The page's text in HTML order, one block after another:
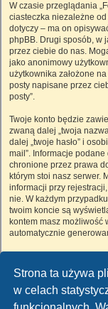
Strona ta używa
w celach
W czasie przeglądania
ciasteczka niezależne
dotyczy – ma on
phpBB. Drugi sposób, w
przez ciebie do nas.
jako anonimowy
użytkownika założone
posty napisane przez
posty”.
Twoje konto będzie
zwaną dalej „twoja
dalej „twoje hasło” i
mail”. Informacje
chronione przez prawa
którym stoi nasz serwer.
informacji przy
nie. W każdym
twoim koncie są
kontem masz możliwość
automatycznie
Twoje hasło jest
używać tego samego
umożliwia dostęp do
i w żadnym wypadku
„Nie pamiętam hasła”.